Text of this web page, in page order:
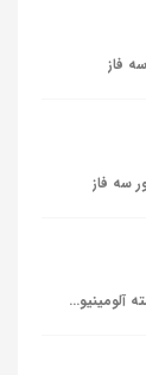
فاز
سه فاز
الکتروموتور پوسته چدنی یا پوسته آلومینیومی؟